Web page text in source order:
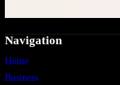
Navigation
Home
Business